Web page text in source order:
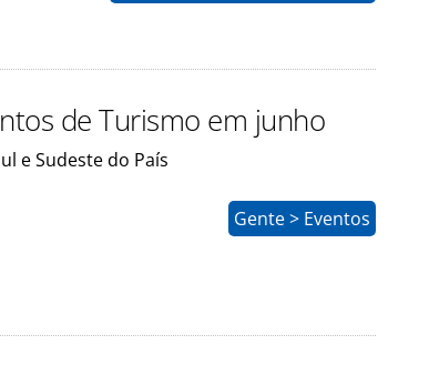
de Turismo em junho
e Sudeste do País
Gente > Eventos